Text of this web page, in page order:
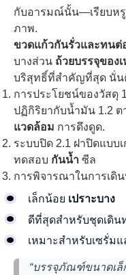
กับอารมณ์นั้น—เรียบห
ภาพ.
ขวดแก้วกันรั่วและทนต่
บางส่วน ถ้วยบรรจุของ
บริสุทธิ์ที่สำคัญที่สุด นั่
การประโยชน์ของวัสดุ
ปฏิกิริยากับน้ำมัน 1.2
แวดล้อม การดึงดูด.
ระบบปิด 2.1 ฝาปิดแบบ
ทดสอบ กันน้ำ ซีล
การพิจารณาในการเดิน
เล็กน้อย เปราะบาง
ดีที่สุดสำหรับชุดเดิน
เหมาะสำหรับเซรั่ม
“บรรจุภัณฑ์ขนาดเล็